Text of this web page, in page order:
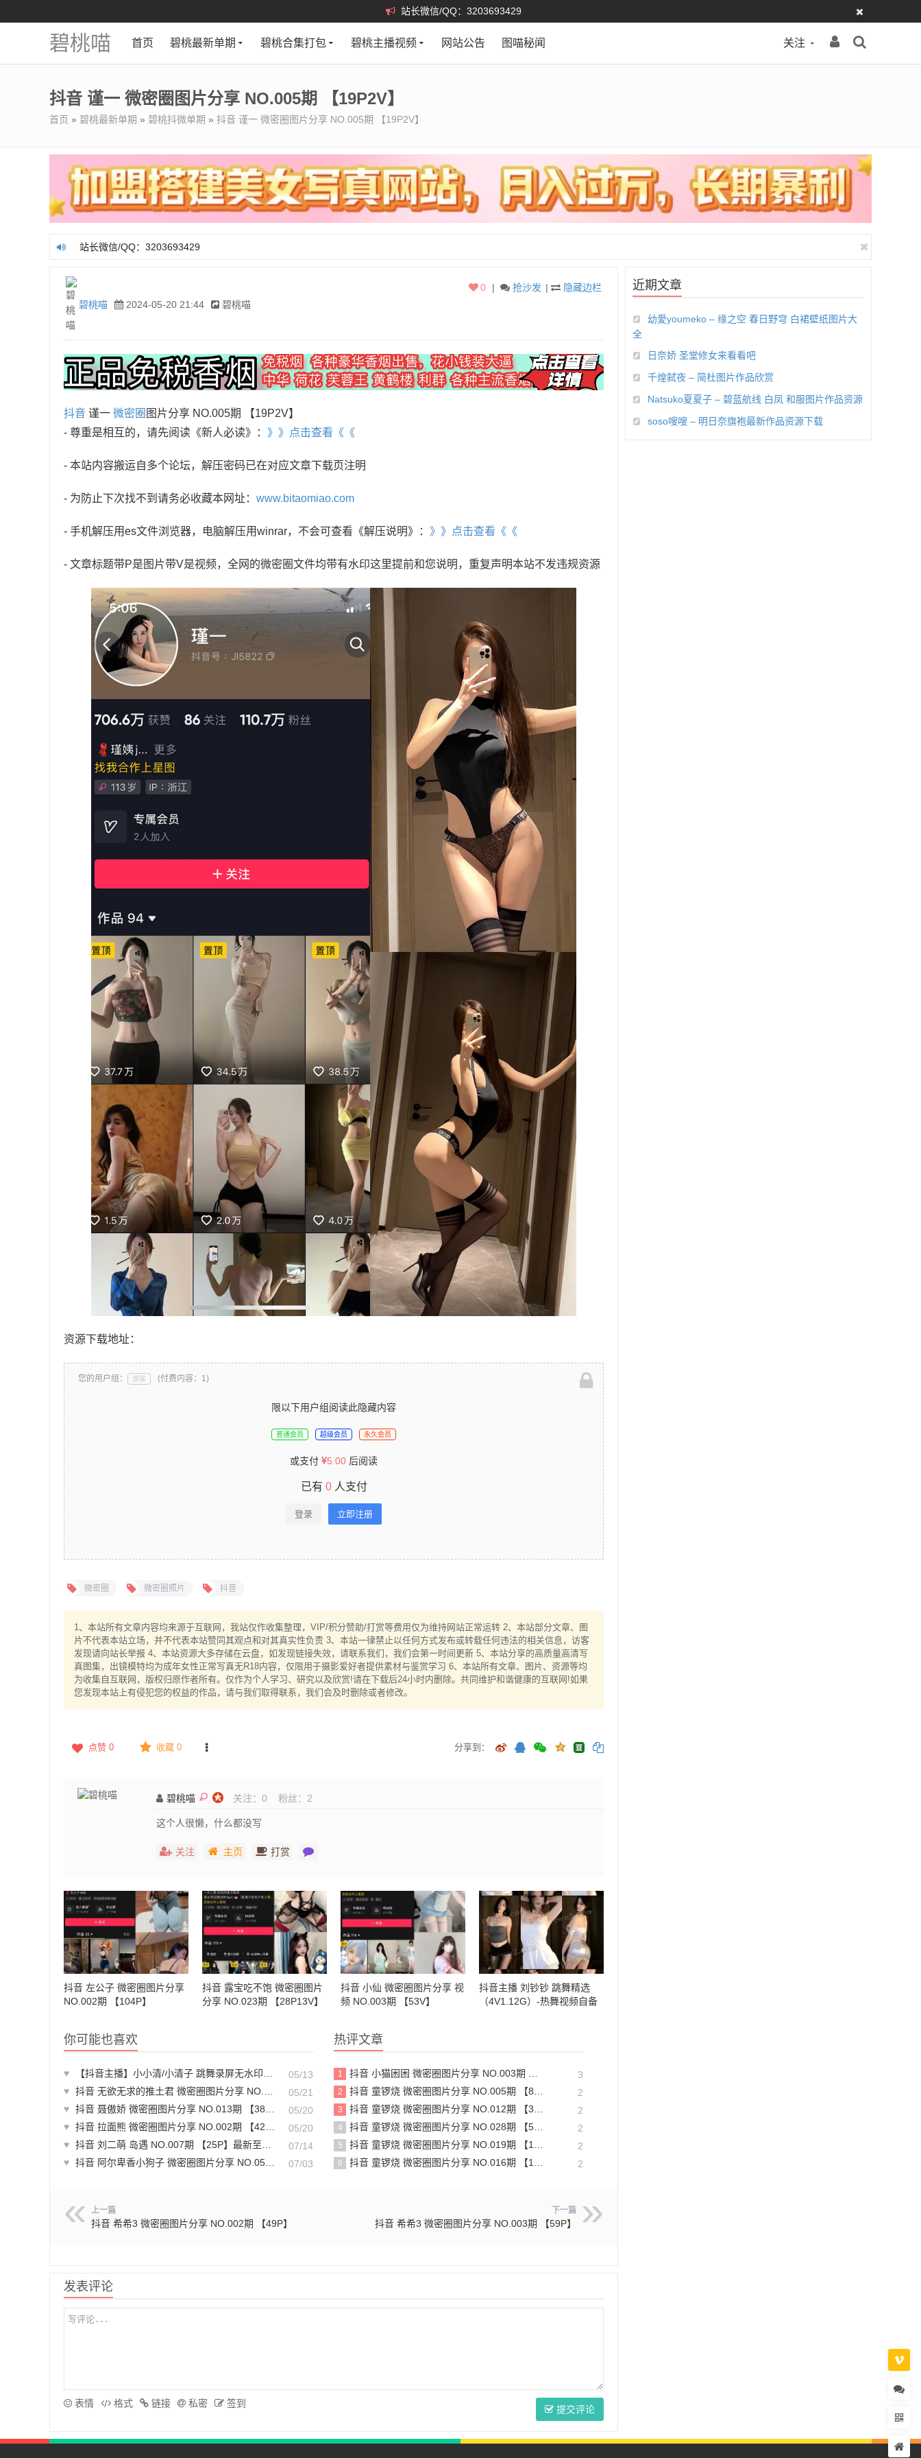
站长微信/QQ：3203693429
碧桃喵 关注
首页 碧桃最新单期 碧桃合集打包 碧桃主播视频 网站公告 图喵秘闻
抖音 谨一 微密圈图片分享 NO.005期 【19P2V】
首页 » 碧桃最新单期 » 碧桃抖微单期 » 抖音 谨一 微密圈图片分享 NO.005期 【19P2V】
站长微信/QQ：3203693429
碧桃喵 2024-05-20 21:44 碧桃喵
| 隐藏边栏
| 抢沙发
0
抖音 谨一 微密圈 图片分享 NO.005期 【19P2V】
- 尊重是相互的，请先阅读《新人必读》： 》》点击查看《《
- 本站内容搬运自多个论坛，解压密码已在对应文章下载页注明
- 为防止下次找不到请务必收藏本网址： www.bitaomiao.com
- 手机解压用es文件浏览器，电脑解压用winrar，不会可查看《解压说明》： 》》点击查看《《
- 文章标题带P是图片带V是视频，全网的微密圈文件均带有水印这里提前和您说明，重复声明本站不发违规资源
资源下载地址：
您的用户组： 游客 (付费内容：1)
限以下用户组阅读此隐藏内容
普通会员 超级会员 永久会员
或支付 5.00 后阅读
已有 0人支付
登录 立即注册
微密圈 微密圈照片 抖音
1、本站所有文章内容均来源于互联网，我站仅作收集整理，VIP/积分赞助/打赏等费用仅为维持网站正常运转 2、本站部分文章、图
片不代表本站立场，并不代表本站赞同其观点和对其真实性负责 3、本站一律禁止以任何方式发布或转载任何违法的相关信息，访客
发现请向站长举报 4、本站资源大多存储在云盘，如发现链接失效，请联系我们，我们会第一时间更新 5、本站分享的高质量高清写
真图集，出镜模特均为成年女性正常写真无R18内容，仅限用于摄影爱好者提供素材与鉴赏学习 6、本站所有文章、图片、资源等均
为收集自互联网，版权归原作者所有。仅作为个人学习、研究以及欣赏!请在下载后24小时内删除。共同维护和谐健康的互联网!如果
您发现本站上有侵犯您的权益的作品，请与我们取得联系，我们会及时删除或者修改。
点赞 0 收藏 0 分享到：
碧桃喵 关注： 0 粉丝： 2
这个人很懒，什么都没写
关注 主页 打赏
抖音 左公子 微密圈图片分享
NO.002期 【104P】
抖音 露宝吃不饱 微密圈图片
分享 NO.023期 【28P13V】
抖音 小仙 微密圈图片分享 视
频 NO.003期 【53V】
抖音主播 刘钞钞 跳舞精选
（4V1.12G）-热舞视频自备
你可能也喜欢
♥ 【抖音主播】小小清/小清子 跳舞录屏无水印（12v/1.25g）-素材下载
05/13
♥ 抖音 无欲无求的推土君 微密圈图片分享 NO.013期 【61P1V】
05/21
♥ 抖音 聂傲娇 微密圈图片分享 NO.013期 【38P】
05/20
♥ 抖音 拉面熊 微密圈图片分享 NO.002期 【42P】
05/20
♥ 抖音 刘二萌 岛遇 NO.007期 【25P】最新至：2025.6.18
07/14
♥ 抖音 阿尔卑香小狗子 微密圈图片分享 NO.051期 【33P】最新至：2024.6.30 07/03
热评文章
1 抖音 小猫困困 微密圈图片分享 NO.003期 【23P16V】最新至：2025.1.23 3
2 抖音 童锣烧 微密圈图片分享 NO.005期 【8P1V】最新至：2023.6.11 2
3 抖音 童锣烧 微密圈图片分享 NO.012期 【31P】 2
4 抖音 童锣烧 微密圈图片分享 NO.028期 【5P6V】最新至：2025.4.9 2
5 抖音 童锣烧 微密圈图片分享 NO.019期 【18P5V】最新至：2024.11.27 2
6 抖音 童锣烧 微密圈图片分享 NO.016期 【17P12V】最新至：2024.11.12 2
上一篇
抖音 希希3 微密圈图片分享 NO.002期 【49P】
下一篇
抖音 希希3 微密圈图片分享 NO.003期 【59P】
发表评论
表情 格式 链接 私密 签到
提交评论
近期文章
幼愛youmeko – 缘之空 春日野穹 白裙壁纸图片大
全
日奈娇 圣堂修女来看看吧
千煌弑夜 – 简杜图片作品欣赏
Natsuko夏夏子 – 碧蓝航线 白凤 和服图片作品资源
soso嗖嗖 – 明日奈旗袍最新作品资源下载